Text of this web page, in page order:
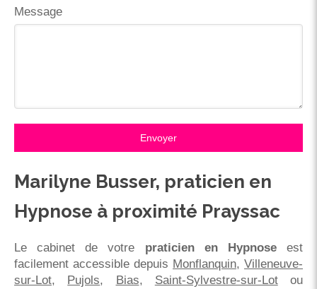
Message
Envoyer
Marilyne Busser, praticien en
Hypnose à proximité Prayssac
Le cabinet de votre praticien en Hypnoseest
facilement accessible depuis Monflanquin, Villeneuve-
sur-Lot, Pujols, Bias, Saint-Sylvestre-sur-Lotou